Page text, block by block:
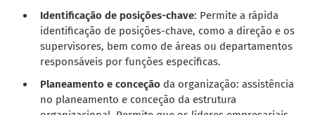
Identificação de posições-chave: Permite a rápida
identificação de posições-chave, como a direção e os
supervisores, bem como de áreas ou departamentos
responsáveis por funções específicas.
Planeamento e conceção da organização: assistência
no planeamento e conceção da estrutura